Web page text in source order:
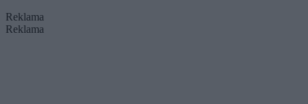
Reklama
Reklama